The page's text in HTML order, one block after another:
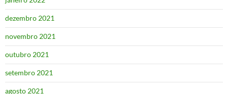
dezembro 2021
novembro 2021
outubro 2021
setembro 2021
agosto 2021